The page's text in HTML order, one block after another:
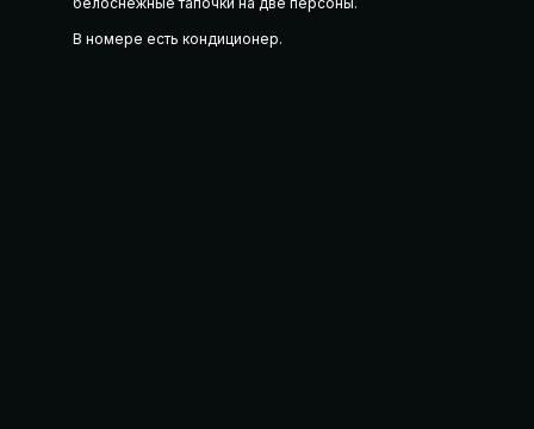
В номере есть кондиционер.